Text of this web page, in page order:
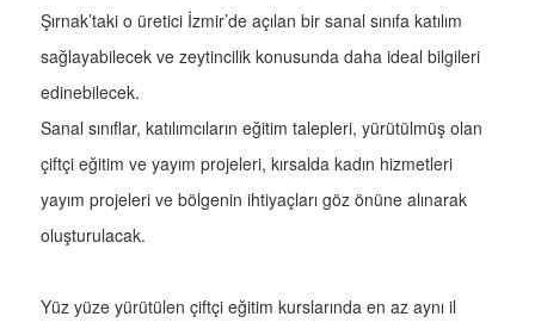
Şırnak’taki o üretici İzmir’de açılan bir sanal sınıfa katılım
sağlayabilecek ve zeytincilik konusunda daha ideal bilgileri
edinebilecek.
Sanal sınıflar, katılımcıların eğitim talepleri, yürütülmüş olan
çiftçi eğitim ve yayım projeleri, kırsalda kadın hizmetleri
yayım projeleri ve bölgenin ihtiyaçları göz önüne alınarak
oluşturulacak.
Yüz yüze yürütülen çiftçi eğitim kurslarında en az aynı il